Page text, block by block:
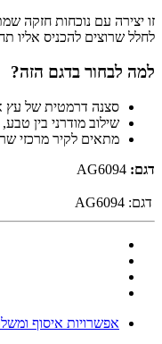
זו יצירה עם נוכחות חזקה
לחלל שרוצים להכניס אליו
למה לבחור בדגם הזה?
סצנה דרמטית של עץ
שילוב מודרני בין
מתאים לקיר מרכזי
דגם:
דגם: AG6094
אפשרויות איסוף